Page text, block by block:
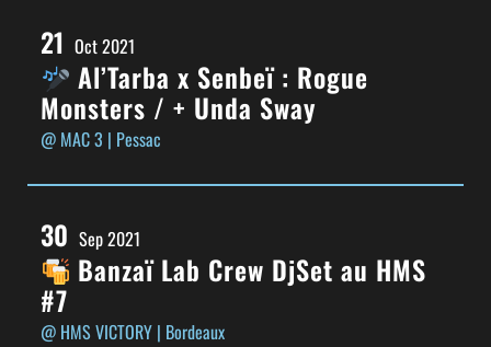
21 Oct 2021
Al’Tarba x Senbeï : Rogue
Monsters / + Unda Sway
@ MAC 3 | Pessac
30 Sep 2021
Banzaï Lab Crew DjSet au HMS
#7
@ HMS VICTORY | Bordeaux